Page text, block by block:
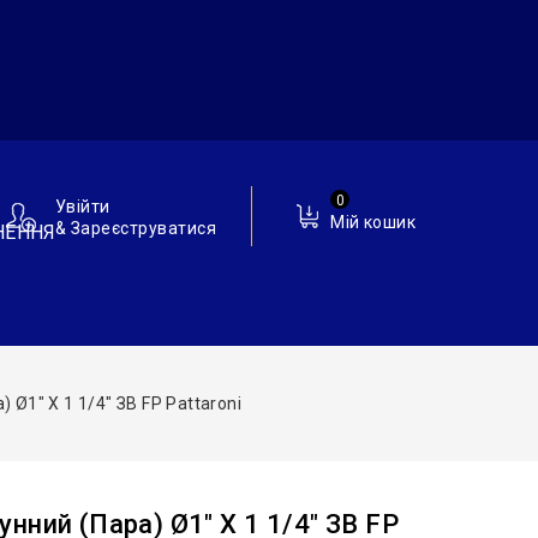
Мій кошик
0
Увійти
& Зареєструватися
Ø1″ Х 1 1/4″ ЗВ FP Pattaroni
(пара) Ø1″ Х 1 1/4″ ЗВ FP